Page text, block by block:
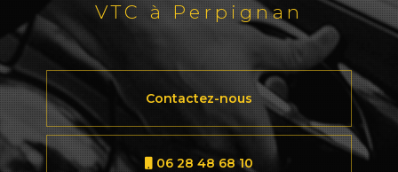
VTC à Perpignan
Contactez-nous
06 28 48 68 10